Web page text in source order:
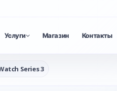
Услуги Магазин Контакты
Series 3